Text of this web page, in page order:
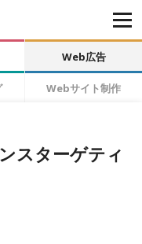
Web広告
Webサイト制作
スターゲティ